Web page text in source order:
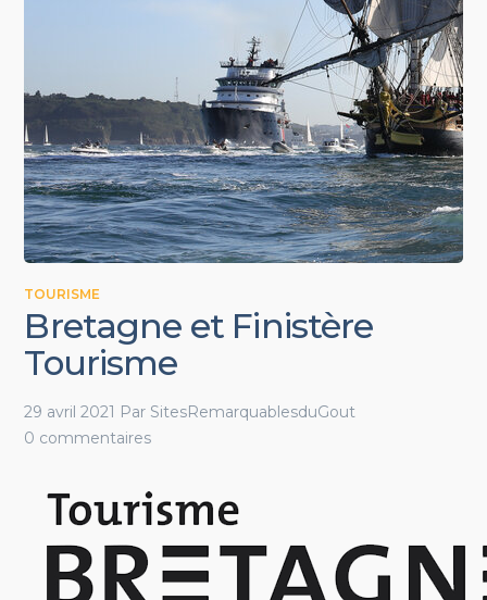
TOURISME
Bretagne et Finistère
Tourisme
29 avril 2021 Par SitesRemarquablesduGout
0 commentaires